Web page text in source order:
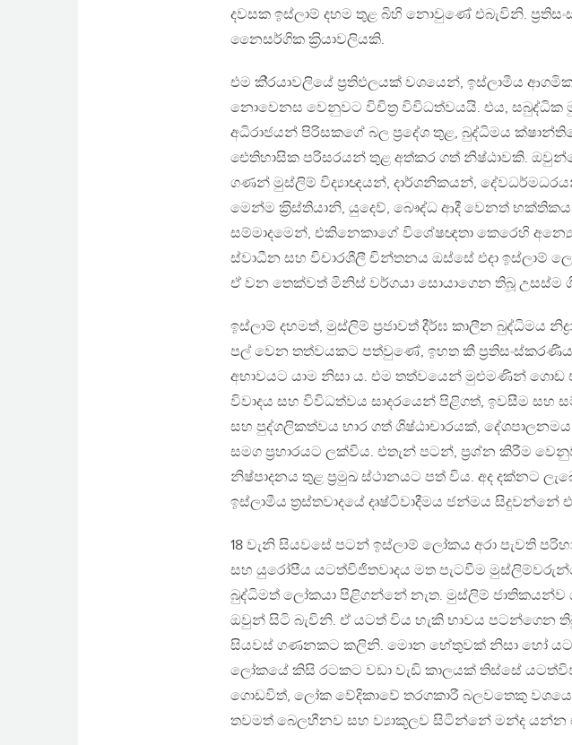
දවසක ඉස්ලාම් දහම තුළ බිහි නොවුණේ එබැවිනි.
නෛසර්ගික ක‍්‍රියාවලියකි.
එම කි‍්‍රයාවලියේ ප‍්‍රතිඵලයක් වශයෙන්, ඉස්ලාමීය
නොවෙනස වෙනුවට විචිත‍්‍ර විවිධත්වයයි. එය, සබුද්ධික
අධිරාජයන් පිරිසකගේ බල ප‍්‍රදේශ තුළ, බුද්ධිමය
ඓතිහාසික පරිසරයන් තුළ අත්කර ගත් නිෂ්ඨාවකි.
ගණන් මුස්ලිම් විද්‍යාඥයන්, දාර්ශනිකයන්,
මෙන්ම ක‍්‍රිස්තියානි, යුදෙව්, බෞද්ධ ආදී වෙනත්
සම්මාදමෙන්, එකිනෙකාගේ විශේෂඥතා කෙරෙහි
ස්වාධීන සහ විචාරශීලී චින්තනය ඔස්සේ එදා ඉස්ලාම්
ඒ වන තෙක්වත් මිනිස් වර්ගයා සොයාගෙන තිබූ උසස්ම
ඉස්ලාම් දහමත්, මුස්ලිම් ප‍්‍රජාවත් දීර්ඝ කාලීන බුද්ධිමය
පල් වෙන තත්වයකට පත්වුණේ, ඉහත කී ප‍්‍රතිසංස්කරණීය
අභාවයට යාම නිසා ය. එම තත්වයෙන් මුළුමණින්
විවාදය සහ විවිධත්වය සාදරයෙන් පිළිගත්, ඉවසීම
සහ පුද්ගලිකත්වය භාර ගත් ශිෂ්ඨාචාරයක්,
සමග ප‍්‍රහාරයට ලක්විය. එතැන් පටන්, ප‍්‍රශ්න කිරීම
නිෂ්පාදනය තුළ ප‍්‍රමුඛ ස්ථානයට පත් විය. අද දක්නට
ඉස්ලාමීය ත‍්‍රස්තවාදයේ දෘෂ්ටිවාදීමය ජන්මය
18 වැනි සියවසේ පටන් ඉස්ලාම් ලෝකය අරා පැවති
සහ යුරෝපීය යටත්විජිතවාදය මත පැටවීම
බුද්ධිමත් ලෝකයා පිළිගන්නේ නැත. මුස්ලිම්
ඔවුන් සිටි බැවිනි. ඒ යටත් විය හැකි භාවය පටන්ගෙන
සියවස් ගණනකට කලිනි. මොන හේතුවක් නිසා හෝ
ලෝකයේ කිසි රටකට වඩා වැඩි කාලයක් තිස්සේ
ගොඩවිත්, ලෝක වේදිකාවේ තරගකාරී බලවතෙකු
තවමත් බෙලහීනව සහ ව්‍යාකූලව සිටින්නේ මන්ද යන්න